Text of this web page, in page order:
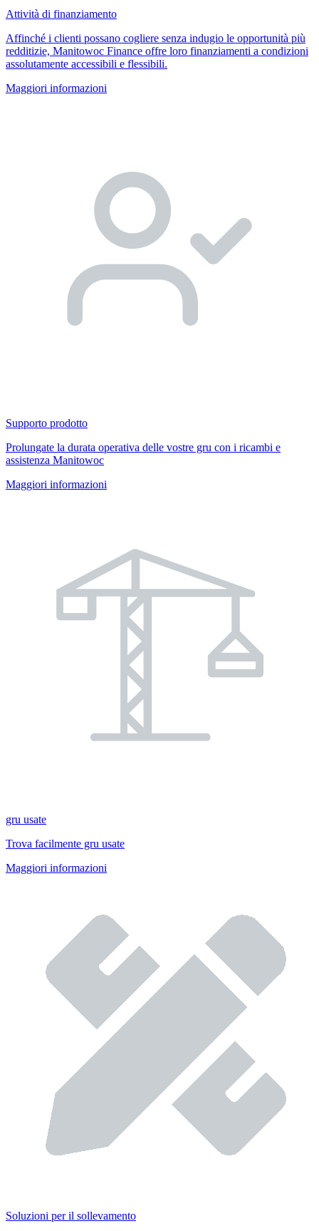
Attività di finanziamento
Affinché i clienti possano cogliere senza indugio le opportunità più
redditizie, Manitowoc Finance offre loro finanziamenti a condizioni
assolutamente accessibili e flessibili.
Maggiori informazioni
Supporto prodotto
Prolungate la durata operativa delle vostre gru con i ricambi e
assistenza Manitowoc
Maggiori informazioni
gru usate
Trova facilmente gru usate
Maggiori informazioni
Soluzioni per il sollevamento